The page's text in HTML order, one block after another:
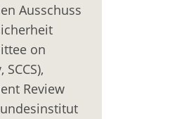
Ausschuss
on
Review